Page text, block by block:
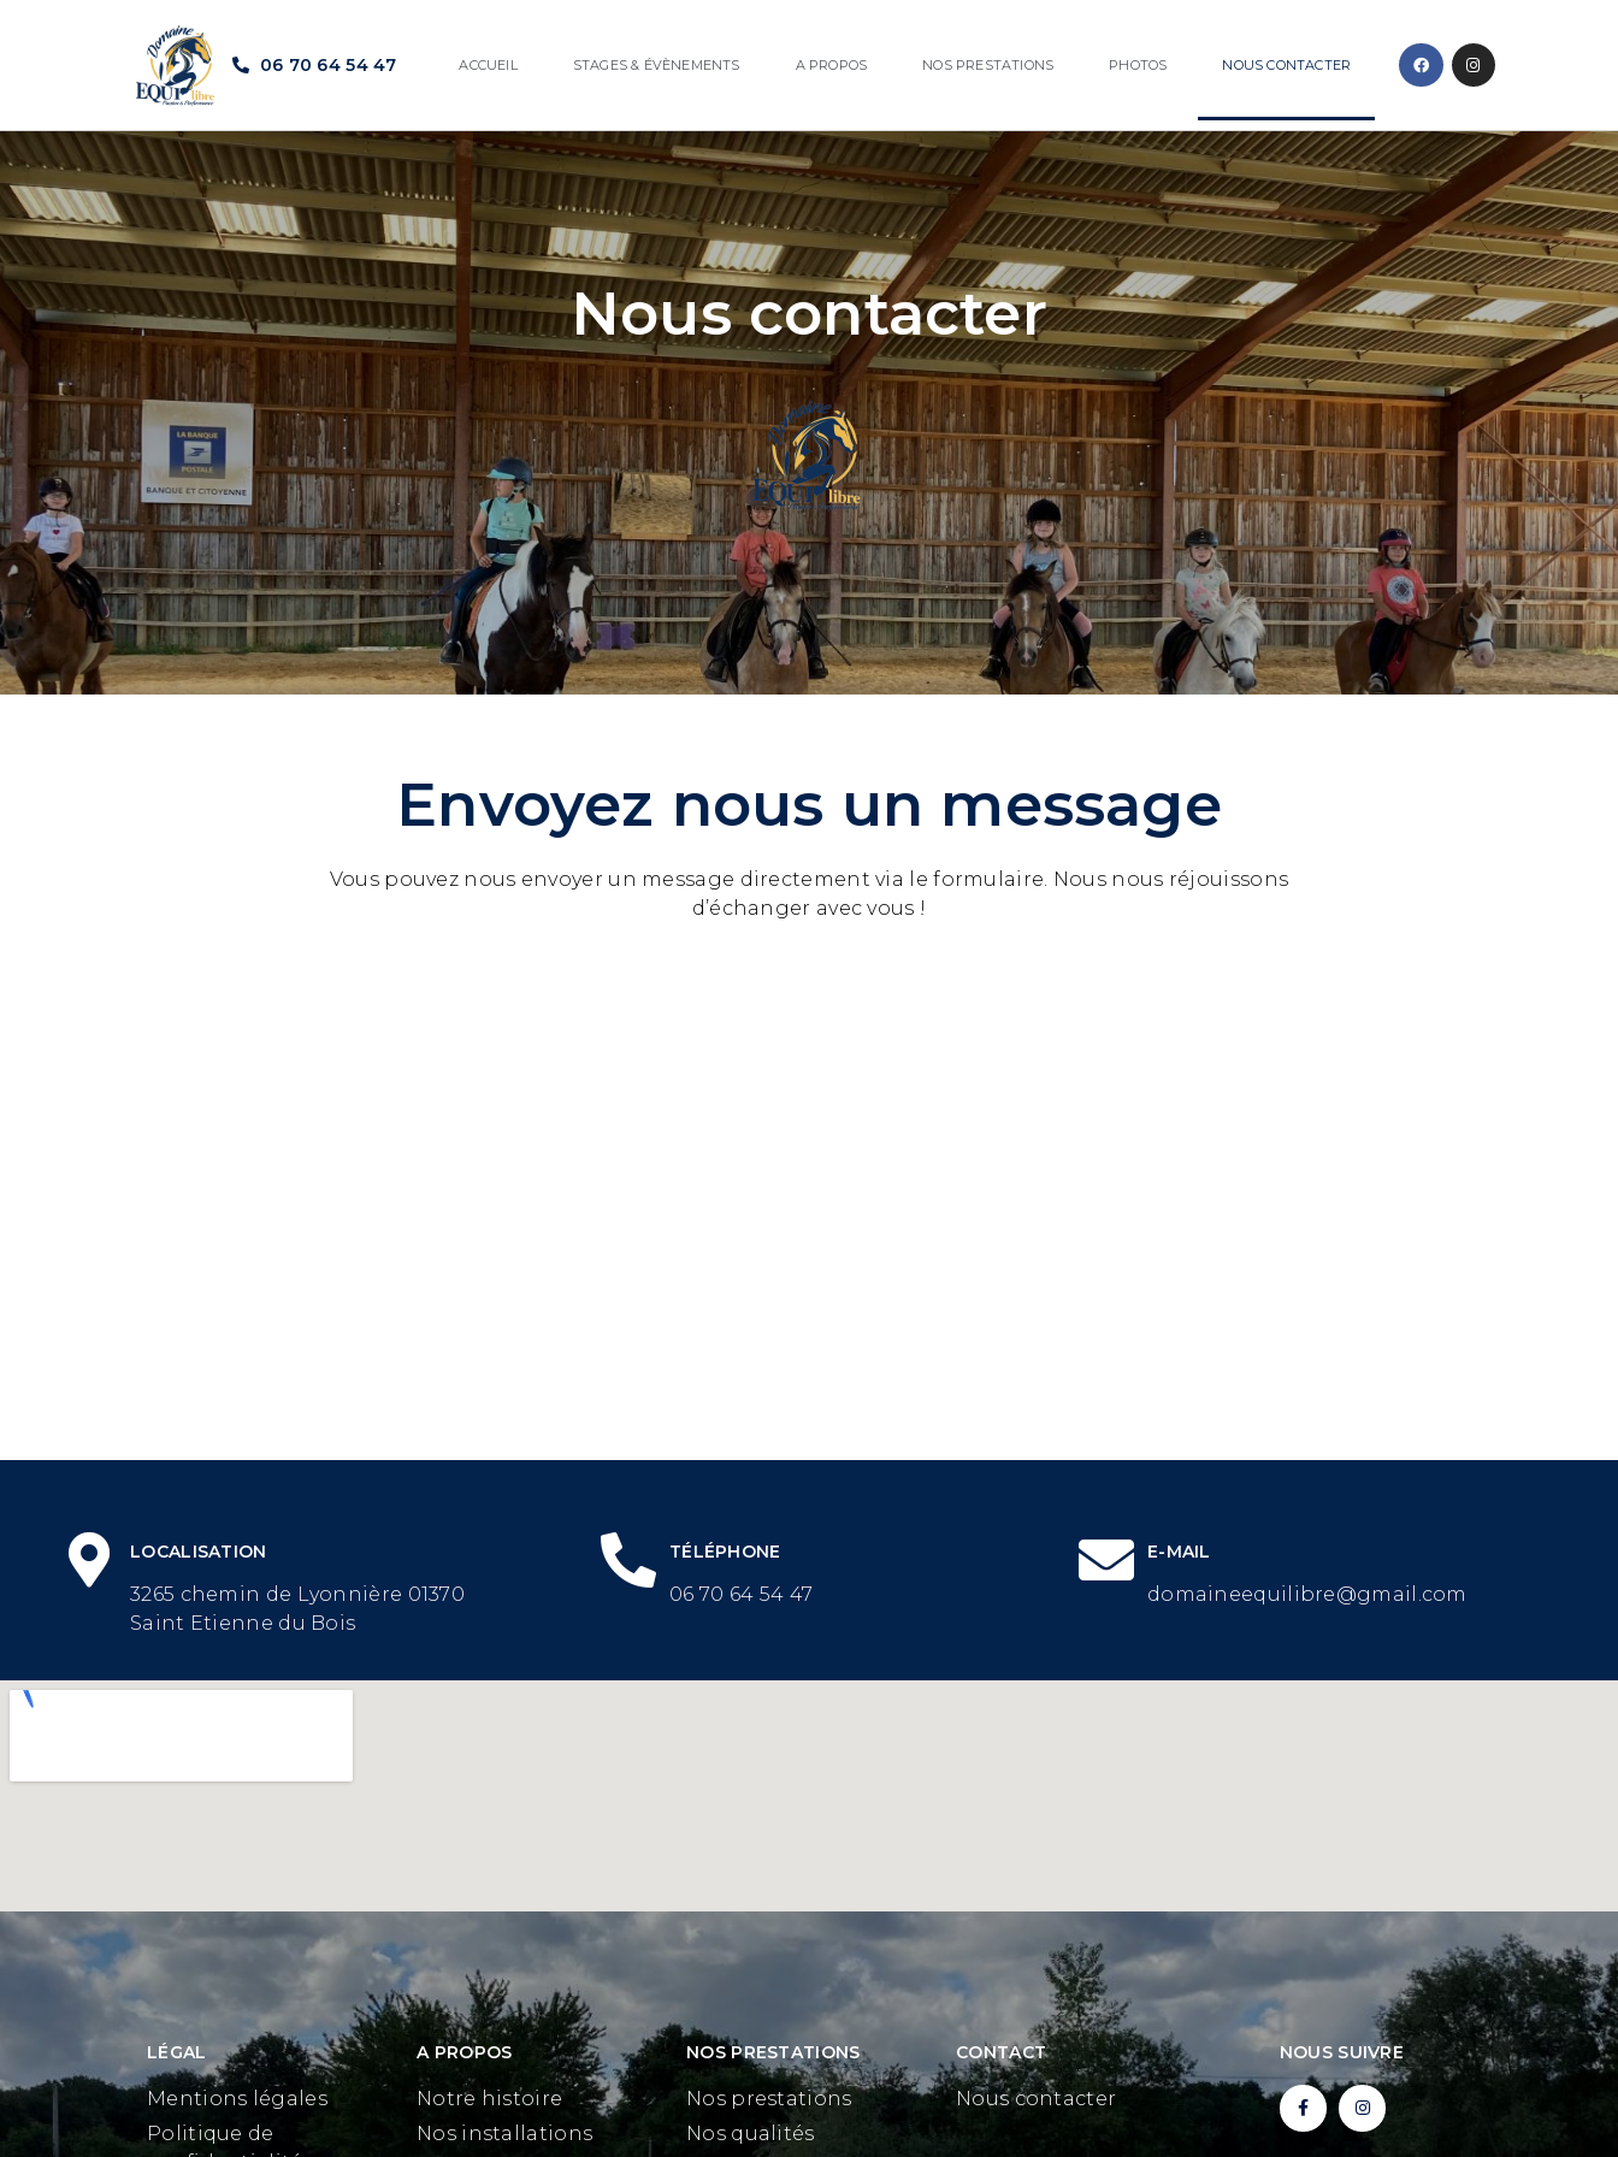
06 70 64 54 47 ACCUEIL STAGES & ÉVÈNEMENTS A PROPOS NOS PRESTATIONS PHOTOS NOUS CONTACTER
Nous contacter
Envoyez nous un message
Vous pouvez nous envoyer un message directement via le formulaire. Nous nous réjouissons
d’échanger avec vous !
LOCALISATION
3265 chemin de Lyonnière 01370
Saint Etienne du Bois
TÉLÉPHONE
06 70 64 54 47
E-MAIL
domaineequilibre@gmail.com
LÉGAL
Mentions légales
Politique de
A PROPOS
Notre histoire
Nos installations
NOS PRESTATIONS
Nos prestations
Nos qualités
CONTACT
Nous contacter
NOUS SUIVRE